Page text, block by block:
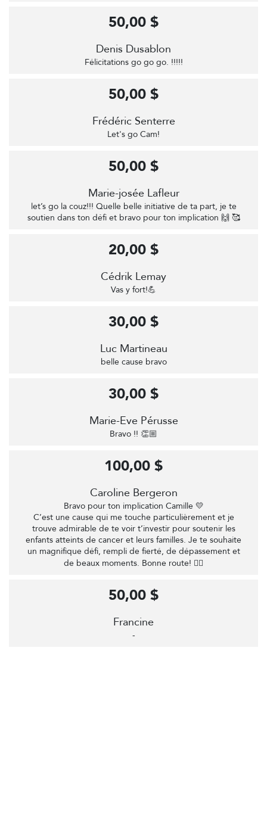
Denis Dusablon
Félicitations go go go. !!!!!
50,00 $
Frédéric Senterre
Let's go Cam!
50,00 $
Marie-josée Lafleur
let’s go la couz!!! Quelle belle initiative de ta part, je te
soutien dans ton défi et bravo pour ton implication 🙌 🥰
50,00 $
Cédrik Lemay
Vas y fort!💪
20,00 $
Luc Martineau
belle cause bravo
30,00 $
Marie-Eve Pérusse
Bravo !! 👏🏼
30,00 $
Caroline Bergeron
Bravo pour ton implication Camille 💛
C’est une cause qui me touche particulièrement et je
trouve admirable de te voir t’investir pour soutenir les
enfants atteints de cancer et leurs familles. Je te souhaite
un magnifique défi, rempli de fierté, de dépassement et
de beaux moments. Bonne route! 🚴‍♀️
100,00 $
Francine
-
50,00 $